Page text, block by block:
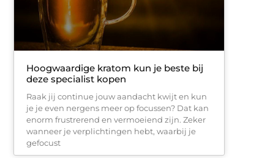
Hoogwaardige kratom kun je beste bij
deze specialist kopen
Raak jij continue jouw aandacht kwijt en kun
je je even nergens meer op focussen? Dat kan
enorm frustrerend en vermoeiend zijn. Zeker
wanneer je verplichtingen hebt, waarbij je
gefocust